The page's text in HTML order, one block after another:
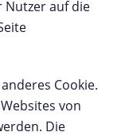
Nutzer auf die
Cookie.
von
Die